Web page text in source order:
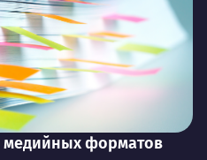
медийных форматов